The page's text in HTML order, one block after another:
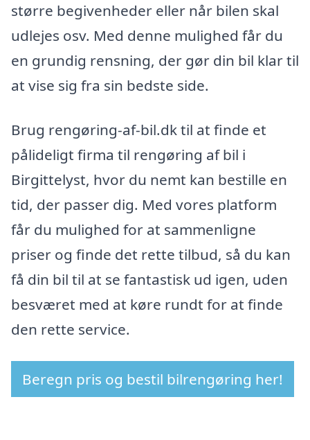
større begivenheder eller når bilen skal
udlejes osv. Med denne mulighed får du
en grundig rensning, der gør din bil klar til
at vise sig fra sin bedste side.
Brug rengøring-af-bil.dk til at finde et
pålideligt firma til rengøring af bil i
Birgittelyst, hvor du nemt kan bestille en
tid, der passer dig. Med vores platform
får du mulighed for at sammenligne
priser og finde det rette tilbud, så du kan
få din bil til at se fantastisk ud igen, uden
besværet med at køre rundt for at finde
den rette service.
Beregn pris og bestil bilrengøring her!